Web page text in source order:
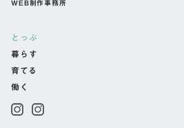
WEB制作事務所
とっぷ
暮らす
育てる
働く